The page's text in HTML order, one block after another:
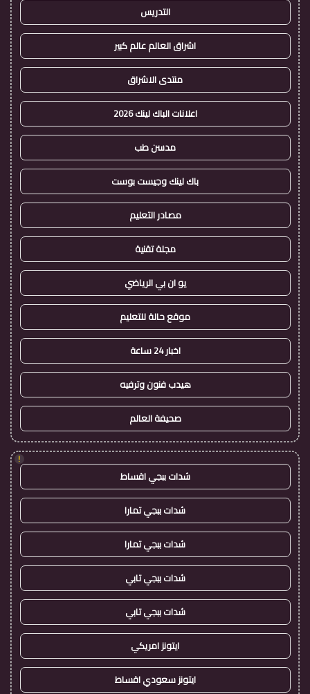
التدريس
اشراق العالم عالم كبير
منتدى الاشراق
اعلانات الباك لينك 2026
مدسن طب
باك لينك وجيست بوست
مصادر التعليم
مجلة تقنية
يو ان بي الرياضي
موقع حالة للتعليم
اخبار 24 ساعة
هيدب فنون وترفيه
صحيفة العالم
!
شدات ببجي اقساط
شدات ببجي تمارا
شدات ببجي تمارا
شدات ببجي تابي
شدات ببجي تابي
ايتونز امريكي
ايتونز سعودي اقساط